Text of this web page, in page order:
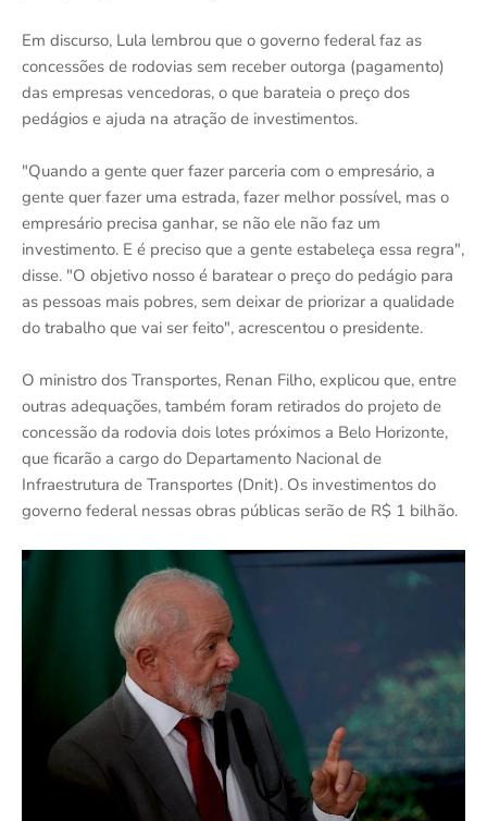
Em discurso, Lula lembrou que o governo federal faz as
concessões de rodovias sem receber outorga (pagamento)
das empresas vencedoras, o que barateia o preço dos
pedágios e ajuda na atração de investimentos.
"Quando a gente quer fazer parceria com o empresário, a
gente quer fazer uma estrada, fazer melhor possível, mas o
empresário precisa ganhar, se não ele não faz um
investimento. E é preciso que a gente estabeleça essa regra",
disse. "O objetivo nosso é baratear o preço do pedágio para
as pessoas mais pobres, sem deixar de priorizar a qualidade
do trabalho que vai ser feito", acrescentou o presidente.
O ministro dos Transportes, Renan Filho, explicou que, entre
outras adequações, também foram retirados do projeto de
concessão da rodovia dois lotes próximos a Belo Horizonte,
que ficarão a cargo do Departamento Nacional de
Infraestrutura de Transportes (Dnit). Os investimentos do
governo federal nessas obras públicas serão de R$ 1 bilhão.